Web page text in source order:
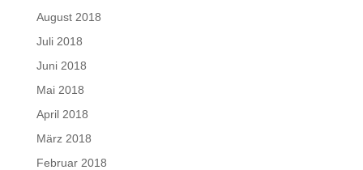
August 2018
Juli 2018
Juni 2018
Mai 2018
April 2018
März 2018
Februar 2018